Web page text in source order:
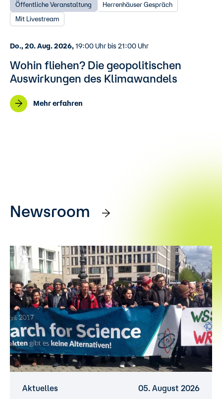
Öffentliche Veranstaltung Herrenhäuser Gespräch
Mit Livestream
Do., 20. Aug. 2026,19:00 Uhr bis 21:00 Uhr
Wohin fliehen? Die geopolitischen
Auswirkungen des Klimawandels
Mehr erfahren
Newsroom
Aktuelles 05. August 2026